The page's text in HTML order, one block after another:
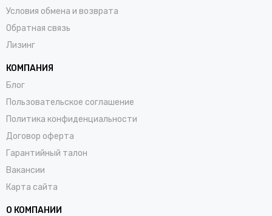
Условия обмена и возврата
Обратная связь
Лизинг
КОМПАНИЯ
Блог
Пользовательское соглашение
Политика конфиденциальности
Договор оферта
Гарантийный талон
Вакансии
Карта сайта
О КОМПАНИИ